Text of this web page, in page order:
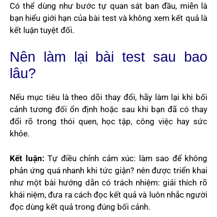
Có thể dùng như bước tự quan sát ban đầu, miễn là
bạn hiểu giới hạn của bài test và không xem kết quả là
kết luận tuyệt đối.
Nên làm lại bài test sau bao
lâu?
Nếu mục tiêu là theo dõi thay đổi, hãy làm lại khi bối
cảnh tương đối ổn định hoặc sau khi bạn đã có thay
đổi rõ trong thói quen, học tập, công việc hay sức
khỏe.
Kết luận: Tự điều chỉnh cảm xúc: làm sao để không
phản ứng quá nhanh khi tức giận? nên được triển khai
như một bài hướng dẫn có trách nhiệm: giải thích rõ
khái niệm, đưa ra cách đọc kết quả và luôn nhắc người
đọc dùng kết quả trong đúng bối cảnh.